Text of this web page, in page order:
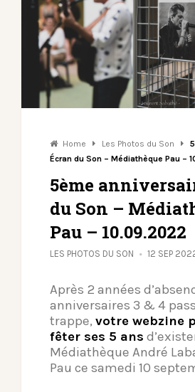
Home Les Photos du Son
Écran du Son – Médiathèque Pau –
5ème
du Son –
Pau – 10.09.2022
LES PHOTOS DU SON 12 SEP
Après 2 années
anniversaires 3 & 4
trappe, votre webzine
fêter ses 5 ans
Médiathèque André
Pau ce samedi 10